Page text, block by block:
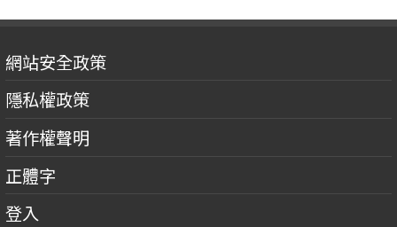
網站安全政策
隱私權政策
著作權聲明
正體字
登入